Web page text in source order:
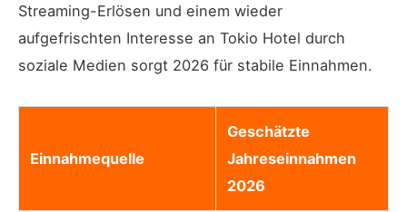
Streaming-Erlösen und einem wieder
aufgefrischten Interesse an Tokio Hotel durch
soziale Medien sorgt 2026 für stabile Einnahmen.
Einnahmequelle
Geschätzte
Jahreseinnahmen
2026